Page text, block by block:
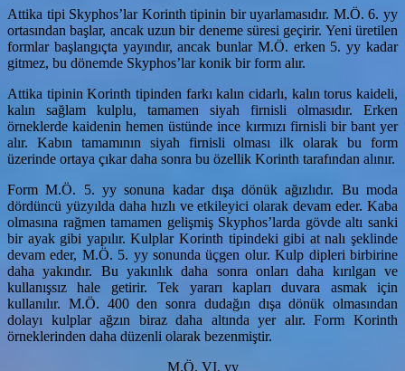
Attika tipi Skyphos’lar Korinth tipinin bir uyarlamasıdır. M.Ö. 6. yy
ortasından başlar, ancak uzun bir deneme süresi geçirir. Yeni üretilen
formlar başlangıçta yayındır, ancak bunlar M.Ö. erken 5. yy kadar
gitmez, bu dönemde Skyphos’lar konik bir form alır.
Attika tipinin Korinth tipinden farkı kalın cidarlı, kalın torus kaideli,
kalın sağlam kulplu, tamamen siyah firnisli olmasıdır. Erken
örneklerde kaidenin hemen üstünde ince kırmızı firnisli bir bant yer
alır. Kabın tamamının siyah firnisli olması ilk olarak bu form
üzerinde ortaya çıkar daha sonra bu özellik Korinth tarafından alınır.
Form M.Ö. 5. yy sonuna kadar dışa dönük ağızlıdır. Bu moda
dördüncü yüzyılda daha hızlı ve etkileyici olarak devam eder. Kaba
olmasına rağmen tamamen gelişmiş Skyphos’larda gövde altı sanki
bir ayak gibi yapılır. Kulplar Korinth tipindeki gibi at nalı şeklinde
devam eder, M.Ö. 5. yy sonunda üçgen olur. Kulp dipleri birbirine
daha yakındır. Bu yakınlık daha sonra onları daha kırılgan ve
kullanışsız hale getirir. Tek yararı kapları duvara asmak için
kullanılır. M.Ö. 400 den sonra dudağın dışa dönük olmasından
dolayı kulplar ağzın biraz daha altında yer alır. Form Korinth
örneklerinden daha düzenli olarak bezenmiştir.
M.Ö. VI. yy